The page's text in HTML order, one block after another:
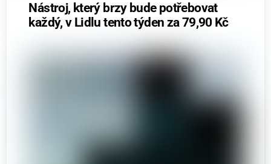
Nástroj, který brzy bude potřebovat
každý, v Lidlu tento týden za 79,90 Kč